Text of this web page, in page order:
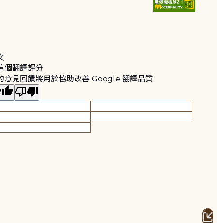
個翻譯評分
意見回饋將用於協助改善 Google 翻譯品質